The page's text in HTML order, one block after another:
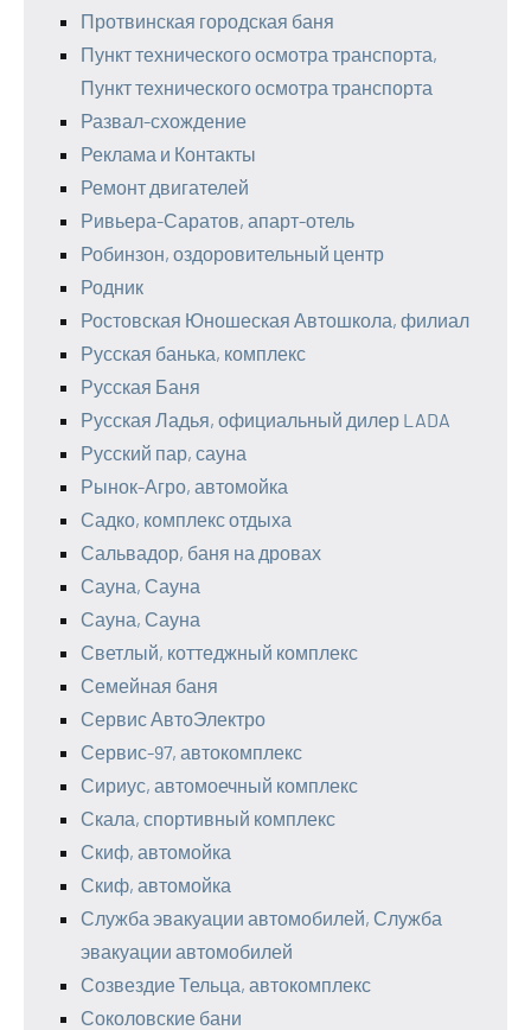
Протвинская городская баня
Пункт технического осмотра транспорта,
Пункт технического осмотра транспорта
Развал-схождение
Реклама и Контакты
Ремонт двигателей
Ривьера-Саратов, апарт-отель
Робинзон, оздоровительный центр
Родник
Ростовская Юношеская Автошкола, филиал
Русская банька, комплекс
Русская Баня
Русская Ладья, официальный дилер LADA
Русский пар, сауна
Рынок-Агро, автомойка
Садко, комплекс отдыха
Сальвадор, баня на дровах
Сауна, Сауна
Сауна, Сауна
Светлый, коттеджный комплекс
Семейная баня
Сервис АвтоЭлектро
Сервис-97, автокомплекс
Сириус, автомоечный комплекс
Скала, спортивный комплекс
Скиф, автомойка
Скиф, автомойка
Служба эвакуации автомобилей, Служба
эвакуации автомобилей
Созвездие Тельца, автокомплекс
Соколовские бани